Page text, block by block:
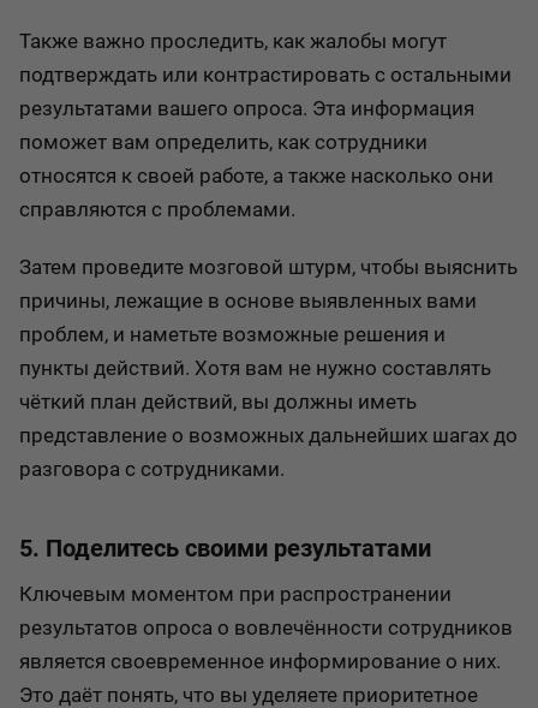
Также важно проследить, как жалобы могут
подтверждать или контрастировать с остальными
результатами вашего опроса. Эта информация
поможет вам определить, как сотрудники
относятся к своей работе, а также насколько они
справляются с проблемами.
Затем проведите мозговой штурм, чтобы выяснить
причины, лежащие в основе выявленных вами
проблем, и наметьте возможные решения и
пункты действий. Хотя вам не нужно составлять
чёткий план действий, вы должны иметь
представление о возможных дальнейших шагах до
разговора с сотрудниками.
5. Поделитесь своими результатами
Ключевым моментом при распространении
результатов опроса о вовлечённости сотрудников
является своевременное информирование о них.
Это даёт понять, что вы уделяете приоритетное